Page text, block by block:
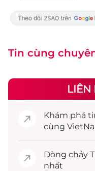
Tin cùng
LIÊN
Khám phá
cùng
Dòng chảy
nhất